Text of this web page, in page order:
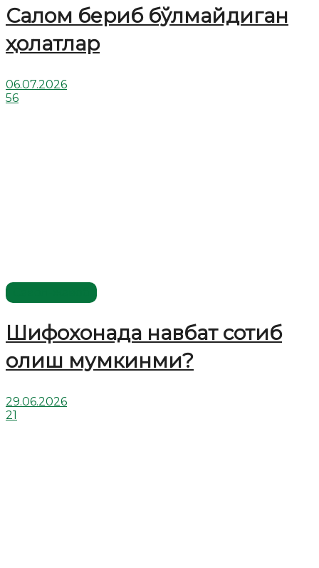
Салом бериб бўлмайдиган
ҳолатлар
06.07.2026
56
Шифохонада навбат сотиб
олиш мумкинми?
29.06.2026
21